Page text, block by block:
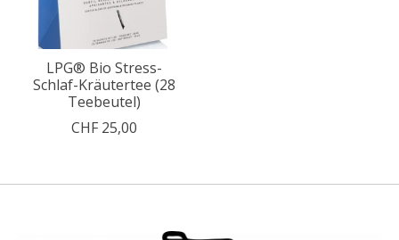
LPG® Bio Stress-
Schlaf-Kräutertee (28
Teebeutel)
CHF 25,00